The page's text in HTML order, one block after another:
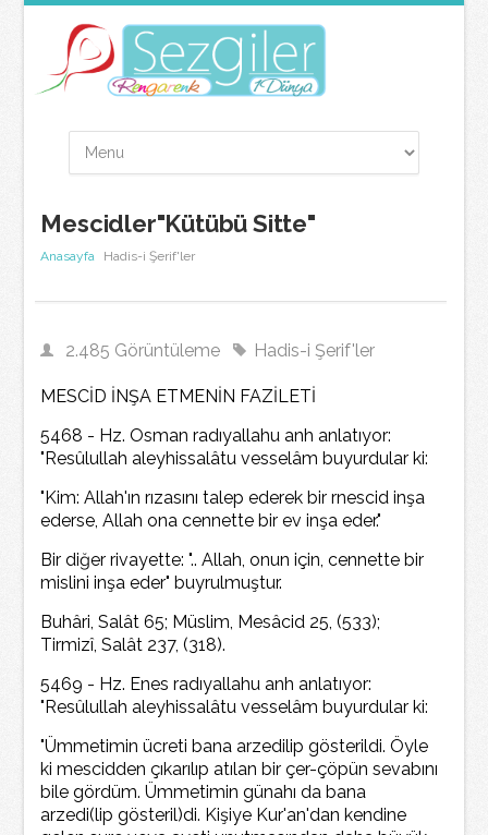
Mescidler"Kütübü Sitte"
Anasayfa Hadis-i Şerif'ler
2.485 Görüntüleme Hadis-i Şerif'ler
MESCİD İNŞA ETMENİN FAZİLETİ
5468 - Hz. Osman radıyallahu anh anlatıyor:
"Resûlullah aleyhissalâtu vesselâm buyurdular ki:
"Kim: Allah'ın rızasını talep ederek bir rnescid inşa
ederse, Allah ona cennette bir ev inşa eder."
Bir diğer rivayette: ".. Allah, onun için, cennette bir
mislini inşa eder" buyrulmuştur.
Buhâri, Salât 65; Müslim, Mesâcid 25, (533);
Tirmizî, Salât 237, (318).
5469 - Hz. Enes radıyallahu anh anlatıyor:
"Resûlullah aleyhissalâtu vesselâm buyurdular ki:
"Ümmetimin ücreti bana arzedilip gösterildi. Öyle
ki mescidden çıkarılıp atılan bir çer-çöpün sevabını
bile gördüm. Ümmetimin günahı da bana
arzedi(lip gösteril)di. Kişiye Kur'an'dan kendine